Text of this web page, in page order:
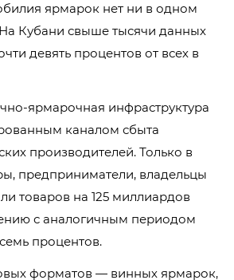
ярмарок нет ни в одном
Кубани свыше тысячи данных
девять процентов от всех в
ярмарочная инфраструктура
каналом сбыта
производителей. Только в
предприниматели, владельцы
товаров на 125 миллиардов
с аналогичным периодом
процентов.
форматов — винных ярмарок,